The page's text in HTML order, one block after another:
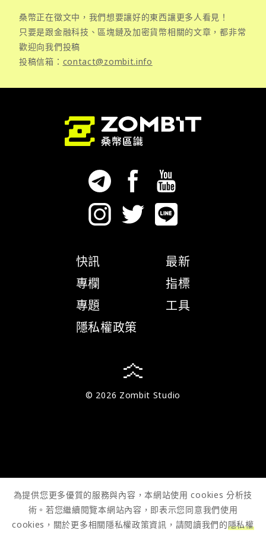
桑幣正在徵文中，我們想要讓好的東西讓更多人看見！
只要是跟金融科技、區塊鏈及加密貨幣相關的文章，都非常
歡迎向我們投稿
投稿信箱： contact@zombit.info
快訊
專欄
專題
隱私權政策
最新
指標
工具
© 2026 Zombit Studio
為提供您更多優質的服務與內容，本網站使用 cookies 分析技
術。若您繼續閱覽本網站內容，即表示您同意我們使用
cookies，關於更多相關隱私權政策資訊，請閱讀我們的隱私權